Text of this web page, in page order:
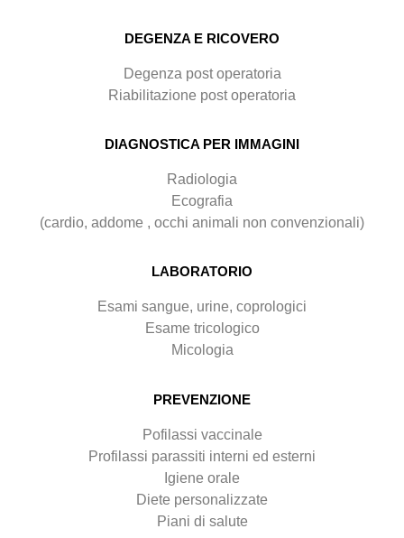
DEGENZA E RICOVERO
Degenza post operatoria
Riabilitazione post operatoria
DIAGNOSTICA PER IMMAGINI
Radiologia
Ecografia
(cardio, addome , occhi animali non convenzionali)
LABORATORIO
Esami sangue, urine, coprologici
Esame tricologico
Micologia
PREVENZIONE
Pofilassi vaccinale
Profilassi parassiti interni ed esterni
Igiene orale
Diete personalizzate
Piani di salute